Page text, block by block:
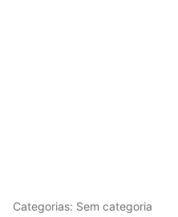
Categorias: Sem categoria